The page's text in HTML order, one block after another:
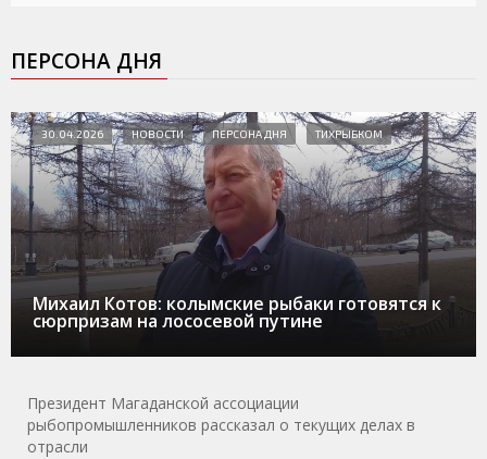
ПЕРСОНА ДНЯ
Михаил Котов: колымские рыбаки готовятся к
сюрпризам на лососевой путине
30.04.2026 НОВОСТИ ПЕРСОНА ДНЯ ТИХРЫБКОМ
Президент Магаданской ассоциации
рыбопромышленников рассказал о текущих делах в
отрасли